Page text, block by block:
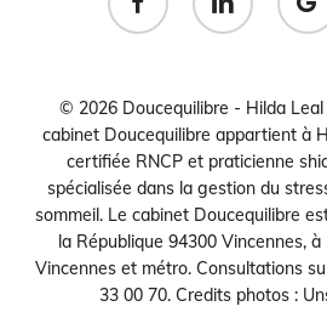
plus
© 2026 Doucequilibre - Hilda
cabinet Doucequilibre appartient à
certifiée RNCP et praticienne
spécialisée dans la gestion du
sommeil. Le cabinet Doucequilibre
la République 94300 Vincennes, à
Vincennes et métro. Consultations
33 00 70. Credits photos :